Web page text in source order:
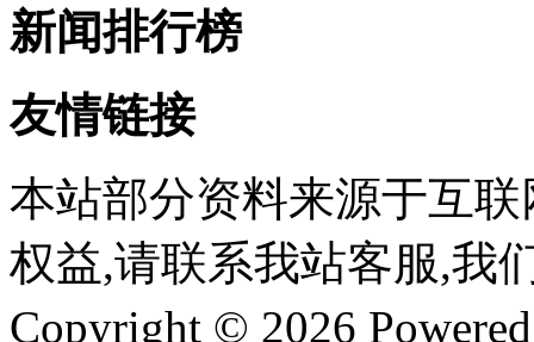
新闻排行榜
友情链接
本站部分资料来源于互
权益,请联系我站客服,我
Copyright © 2026